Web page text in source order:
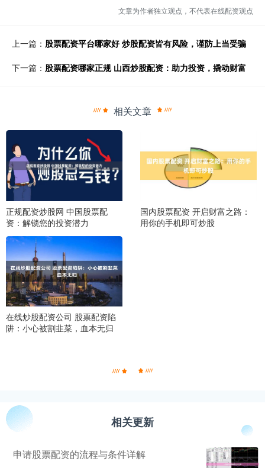
文章为作者独立观点，不代表在线配资观点
上一篇： 股票配资平台哪家好 炒股配资皆有风险，谨防上当受骗
下一篇： 股票配资哪家正规 山西炒股配资：助力投资，撬动财富
相关文章
正规配资炒股网 中国股票配
资：解锁您的投资潜力
国内股票配资 开启财富之路：
用你的手机即可炒股
在线炒股配资公司 股票配资陷
阱：小心被割韭菜，血本无归
相关更新
申请股票配资的流程与条件详解